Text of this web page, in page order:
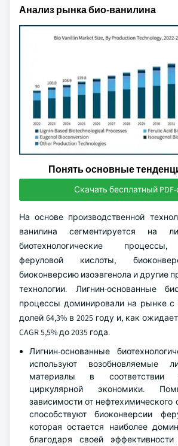
Анализ рынка био-ванилина
Понять основные
Скачать бесплатный
На основе производственной
ванилина сегментируется на
биотехнологические
феруловой кислоты,
биоконверсию изоэвгенола и другие
технологии. Лигнин-основанные
процессы доминировали на рынке с
долей 64,3% в 2025 году и, как
CAGR 5,5% до 2035 года.
Лигнин-основанные
используют возобновляемые
материалы в соответствии
циркулярной экономики.
зависимости от
способствуют биоконверсии
которая остается наиболее
благодаря своей